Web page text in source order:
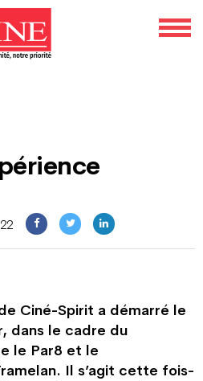
Ciné-Spirit a démarré le
dans le cadre du
le Par8 et le
Il s’agit cette fois-